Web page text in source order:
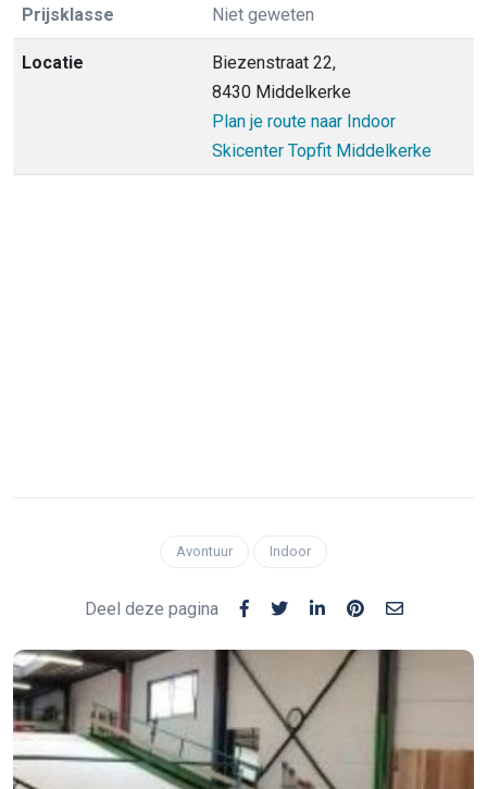
Prijsklasse Niet geweten
Locatie
Biezenstraat 22,
8430 Middelkerke
Plan je route naar Indoor
Skicenter Topfit Middelkerke
Avontuur Indoor
Deel deze pagina